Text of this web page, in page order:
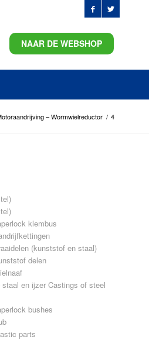
NAAR DE WEBSHOP
– Wormwielreductor / 4
klembus
(kunststof en staal)
delen
en ijzer Castings of steel
bushes
parts